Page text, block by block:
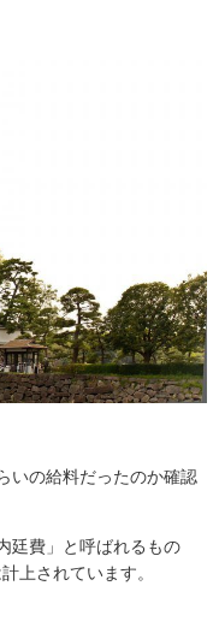
いの給料だったのか確認
廷費」と呼ばれるもの
上されています。